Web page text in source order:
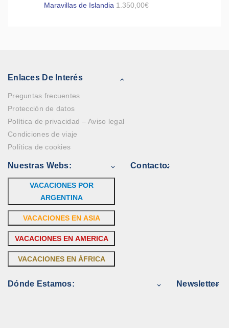
Maravillas de Islandia 1.350,00€
Enlaces De Interés
Preguntas frecuentes
Protección de datos
Política de privacidad – Aviso legal
Condiciones de viaje
Política de cookies
Nuestras Webs:
VACACIONES POR
ARGENTINA
VACACIONES EN ASIA
VACACIONES EN AMERICA
VACACIONES EN ÁFRICA
Contacto:
Dónde Estamos: Newsletter